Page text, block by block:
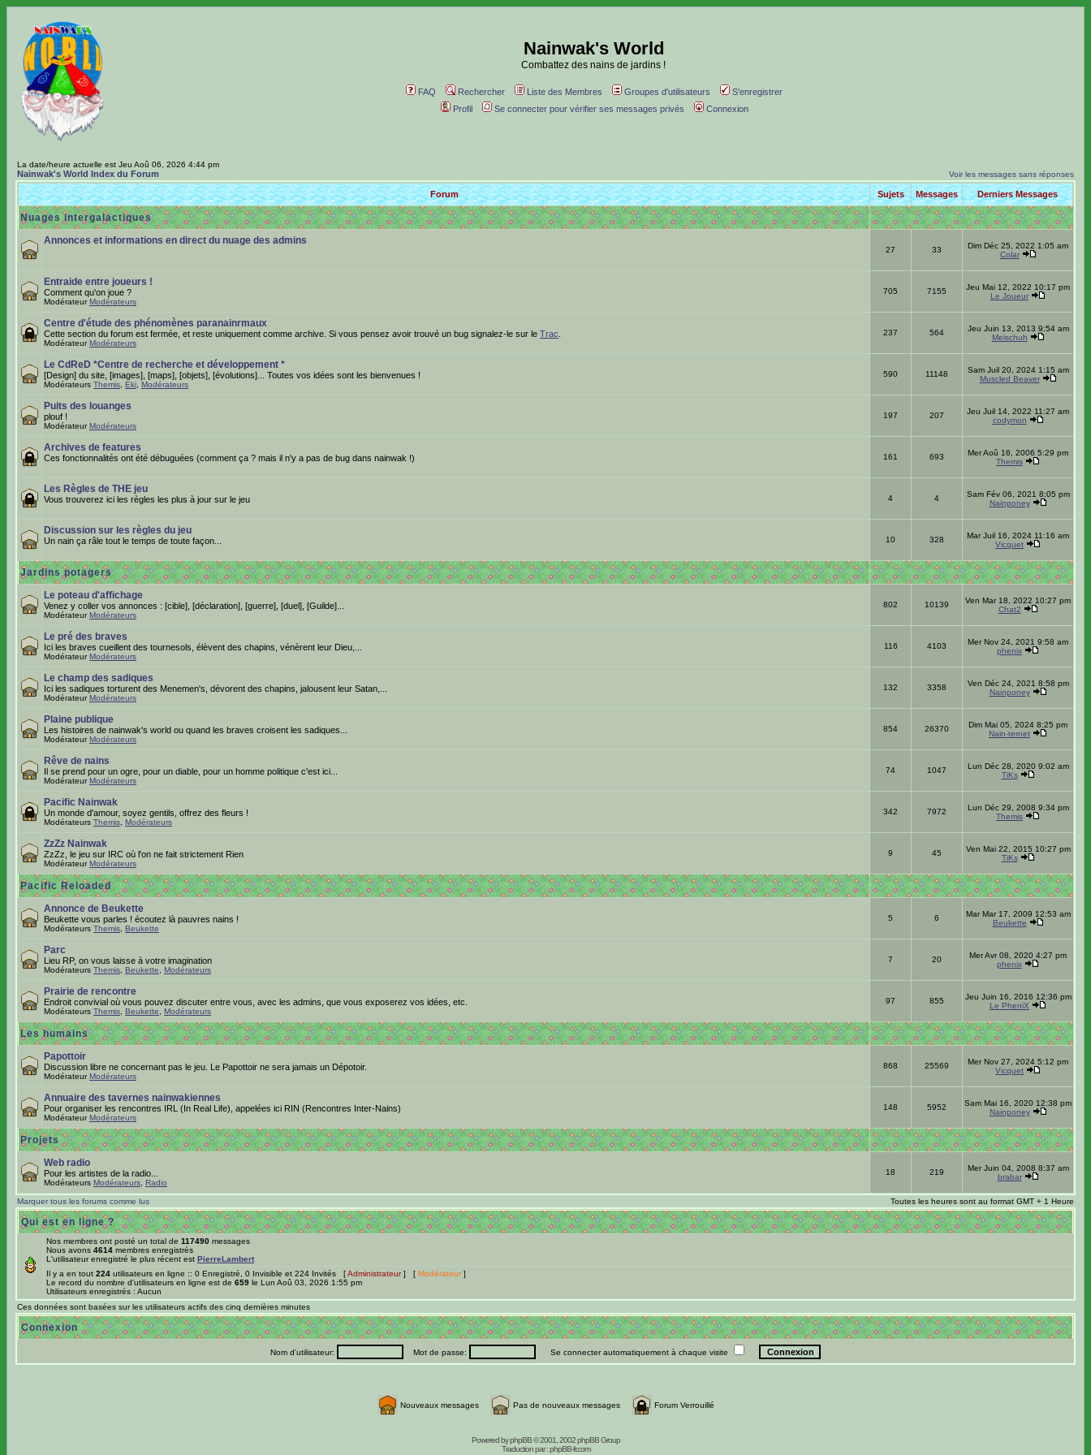
Nainwak's World
Combattez des nains de jardins !
FAQ Rechercher Liste des Membres Groupes d'utilisateurs
S'enregistrer
Profil
Se connecter pour vérifier ses messages privés Connexion
La date/heure actuelle est Jeu Aoû 06, 2026 4:44 pm
Nainwak's World Index du Forum Voir les messages sans réponses
Forum Sujets Messages Derniers Messages
Nuages intergalactiques
Annonces et informations en direct du nuage des admins
27 33
Dim Déc 25, 2022 1:05 am
Colar
Entraide entre joueurs !
Comment qu'on joue ?
ModérateurModérateurs
705 7155
Jeu Mai 12, 2022 10:17 pm
Le Joueur
Centre d'étude des phénomènes paranainrmaux
Cette section du forum est fermée, et reste uniquement comme archive. Si vous pensez avoir trouvé un bug signalez-le sur le Trac
ModérateurModérateurs
237 564
Jeu Juin 13, 2013 9:54 am
Meischuh
Le CdReD *Centre de recherche et développement *
[Design] du site, [images], [maps], [objets], [évolutions]... Toutes vos idées sont les bienvenues !
Modérateurs Themis Eki Modérateurs
590 11148
Sam Juil 20, 2024 1:15 am
Muscled Beaver
Puits des louanges
plouf !
ModérateurModérateurs
197 207
Jeu Juil 14, 2022 11:27 am
codymon
Archives de features
Ces fonctionnalités ont été débuguées (comment ça ? mais il n'y a pas de bug dans nainwak !) 161 693
Mer Aoû 16, 2006 5:29 pm
Themis
Les Règles de THE jeu
Vous trouverez ici les règles les plus à jour sur le jeu 4 4
Sam Fév 06, 2021 8:05 pm
Nainponey
Discussion sur les règles du jeu
Un nain ça râle tout le temps de toute façon... 10 328
Mar Juil 16, 2024 11:16 am
Vicquet
Jardins potagers
Le poteau d'affichage
Venez y coller vos annonces : [cible], [déclaration], [guerre], [duel], [Guilde]...
ModérateurModérateurs
802 10139
Ven Mar 18, 2022 10:27 pm
Chat2
Le pré des braves
Ici les braves cueillent des tournesols, élèvent des chapins, vénèrent leur Dieu,...
ModérateurModérateurs
116 4103
Mer Nov 24, 2021 9:58 am
phenix
Le champ des sadiques
Ici les sadiques torturent des Menemen's, dévorent des chapins, jalousent leur Satan,...
ModérateurModérateurs
132 3358
Ven Déc 24, 2021 8:58 pm
Nainponey
Plaine publique
Les histoires de nainwak's world ou quand les braves croisent les sadiques...
ModérateurModérateurs
854 26370
Dim Mai 05, 2024 8:25 pm
Nain-ternet
Rêve de nains
Il se prend pour un ogre, pour un diable, pour un homme politique c'est ici...
ModérateurModérateurs
74 1047
Lun Déc 28, 2020 9:02 am
TiKs
Pacific Nainwak
Un monde d'amour, soyez gentils, offrez des fleurs !
Modérateurs Themis Modérateurs
342 7972
Lun Déc 29, 2008 9:34 pm
Themis
ZzZz Nainwak
ZzZz, le jeu sur IRC où l'on ne fait strictement Rien
ModérateurModérateurs
9 45
Ven Mai 22, 2015 10:27 pm
TiKs
Pacific Reloaded
Annonce de Beukette
Beukette vous parles ! écoutez là pauvres nains !
Modérateurs Themis Beukette
5 6
Mar Mar 17, 2009 12:53 am
Beukette
Parc
Lieu RP, on vous laisse à votre imagination
Modérateurs Themis Beukette Modérateurs
7 20
Mer Avr 08, 2020 4:27 pm
phenix
Prairie de rencontre
Endroit convivial où vous pouvez discuter entre vous, avec les admins, que vous exposerez vos idées, etc.
Modérateurs Themis Beukette Modérateurs
97 855
Jeu Juin 16, 2016 12:36 pm
Le PheniX
Les humains
Papottoir
Discussion libre ne concernant pas le jeu. Le Papottoir ne sera jamais un Dépotoir.
ModérateurModérateurs
868 25569
Mer Nov 27, 2024 5:12 pm
Vicquet
Annuaire des tavernes nainwakiennes
Pour organiser les rencontres IRL (In Real Life), appelées ici RIN (Rencontres Inter-Nains)
ModérateurModérateurs
148 5952
Sam Mai 16, 2020 12:38 pm
Nainponey
Projets
Web radio
Pour les artistes de la radio...
Modérateurs Modérateurs Radio
18 219
Mer Juin 04, 2008 8:37 am
brabar
Marquer tous les forums comme lus Toutes les heures sont au format GMT + 1 Heure
Qui est en ligne ?
Nos membres ont posté un total de 117490 messages
Nous avons 4614 membres enregistrés
L'utilisateur enregistré le plus récent est PierreLambert
Il y a en tout 224 utilisateurs en ligne :: 0 Enregistré, 0 Invisible et 224 Invités [Administrateur] [ Modérateur ]
Le record du nombre d'utilisateurs en ligne est de 659 le Lun Aoû 03, 2026 1:55 pm
Utilisateurs enregistrés : Aucun
Ces données sont basées sur les utilisateurs actifs des cinq dernières minutes
Connexion
Nom d'utilisateur: Mot de passe: Se connecter automatiquement à chaque visite
Nouveaux messages Pas de nouveaux messages Forum Verrouillé
Powered byphpBB© 2001, 2002 phpBB Group
Traduction par :phpBB-fr.com